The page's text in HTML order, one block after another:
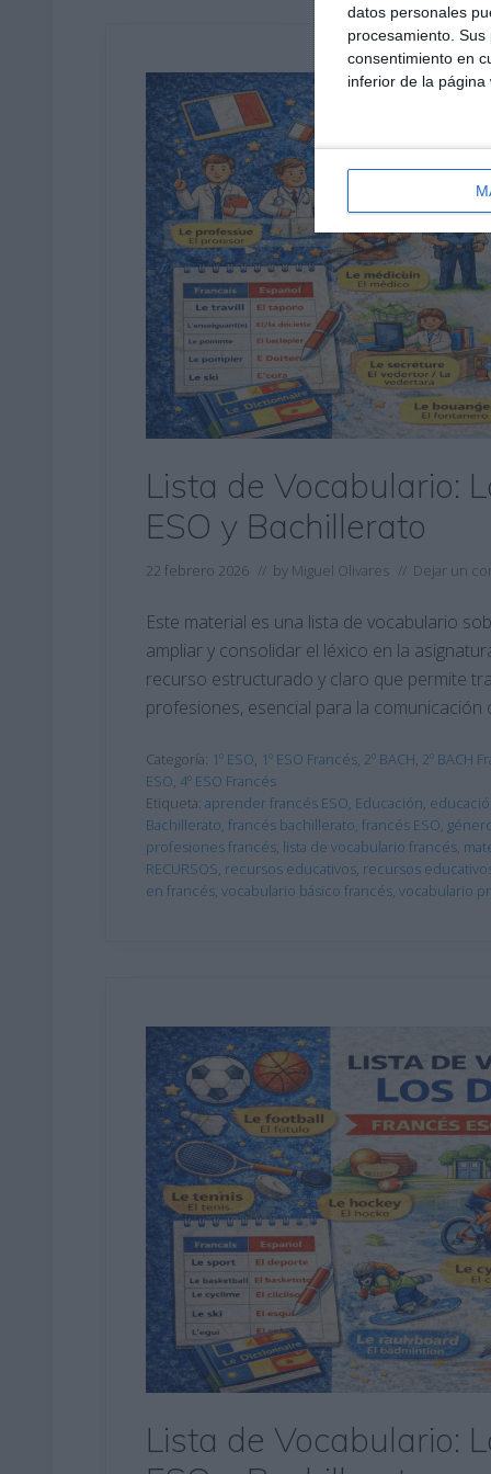
datos personales
procesamiento.
consentimiento en
inferior de la página
Lista de Vocabulario:
ESO y Bachillerato
22 febrero 2026 // by Miguel Olivares // Dejar un
Este material es una lista de vocabulario
ampliar y consolidar el léxico en la
recurso estructurado y claro que permite
profesiones, esencial para la comunicación
Categoría: 1º ESO, 1º ESO Francés, 2º BACH, 2º BACH
ESO, 4º ESO Francés
Etiqueta: aprender francés ESO, Educación,
Bachillerato, francés bachillerato, francés ESO,
profesiones francés, lista de vocabulario francés,
RECURSOS, recursos educativos, recursos
en francés, vocabulario básico francés, vocabulario
Lista de Vocabulario: